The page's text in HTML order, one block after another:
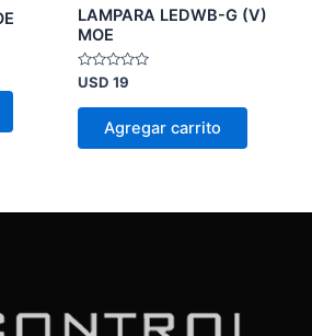
LAMPARA LEDWB-G (V)
MOE
Valorado
en
0
USD 19
Agregar carrito